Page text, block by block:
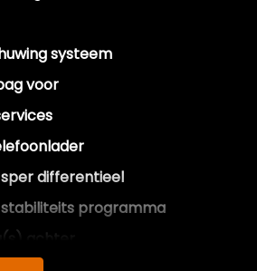
systeem
voor
differentieel
programma
achter